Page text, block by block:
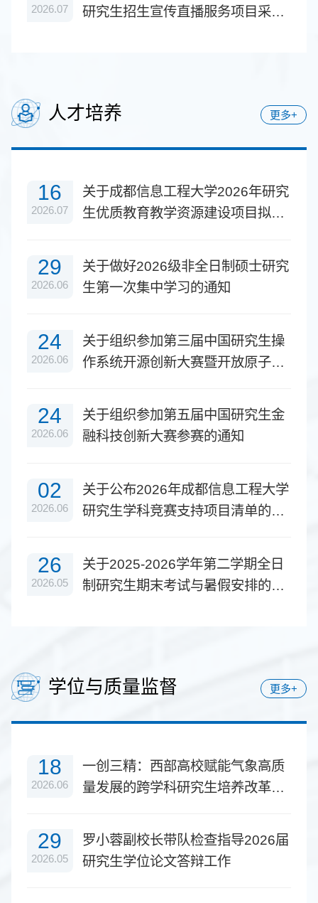
2026.07
研究生招生宣传直播服务项目采购
人才培养 更多+
16
2026.07
关于成都信息工程大学2026年研究
生优质教育教学资源建设项目拟立
29
2026.06
关于做好2026级非全日制硕士研究
生第一次集中学习的通知
24
2026.06
关于组织参加第三届中国研究生操
作系统开源创新大赛暨开放原子大
24
2026.06
关于组织参加第五届中国研究生金
融科技创新大赛参赛的通知
02
2026.06
关于公布2026年成都信息工程大学
研究生学科竞赛支持项目清单的通
26
2026.05
关于2025-2026学年第二学期全日
制研究生期末考试与暑假安排的通
学位与质量监督 更多+
18
2026.06
一创三精：西部高校赋能气象高质
量发展的跨学科研究生培养改革与
29
2026.05
罗小蓉副校长带队检查指导2026届
研究生学位论文答辩工作